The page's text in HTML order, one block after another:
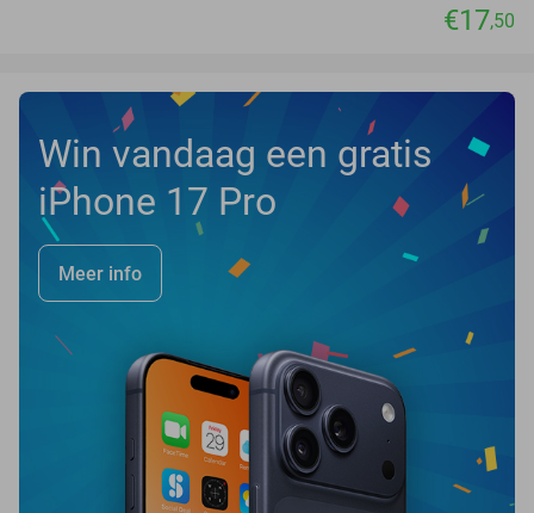
€17,50
Win vandaag een gratis
iPhone 17 Pro
Meer info